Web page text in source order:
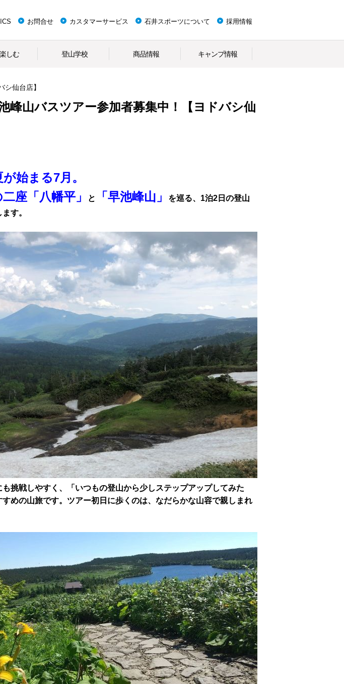
お問合せ カスタマーサービス 石井スポーツについて 採用情報
しむ 登山学校 商品情報 キャンプ情報
仙台店】
峰山バスツアー参加者募集中！【ヨドバシ仙
始まる7月。
座「八幡平」
と 「早池峰山」 を巡る、 1泊2日の登山
す。
挑戦しやすく、「いつもの登山から少しステップアップしてみた
めの山旅です。 ツアー初日に歩くのは、なだらかな山容で親しまれ